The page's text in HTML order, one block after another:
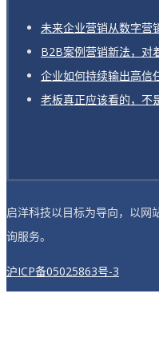
未来企业营销从数字营
B2B案例营销新法，对
企业如何持续输出高信
老板真正应该看的，不
启洋科技以目标为导向，以网
询服务。
沪ICP备05025863号-3